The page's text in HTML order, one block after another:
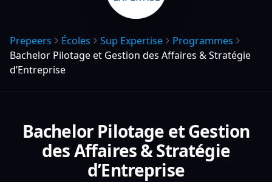
Prepeers Écoles Sup Expertise
Programmes
Bachelor Pilotage et Gestion des Affaires & Stratégie
d’Entreprise
Bachelor Pilotage et Gestion
des Affaires & Stratégie
d’Entreprise